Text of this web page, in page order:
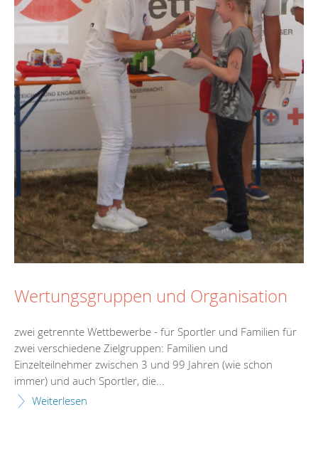
Wertungsgruppen und Organisation
zwei getrennte Wettbewerbe - für Sportler und Familien für
zwei verschiedene Zielgruppen: Familien und
Einzelteilnehmer zwischen 3 und 99 Jahren (wie schon
immer) und auch Sportler, die...
Weiterlesen